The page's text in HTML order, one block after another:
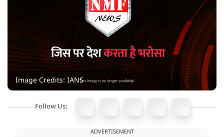
Image Credits: IANS
Follow Us:
ADVERTISEMENT